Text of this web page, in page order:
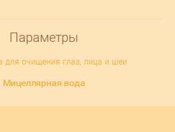
Параметры
для очищения глаз, лица и шеи
Мицеллярная вода